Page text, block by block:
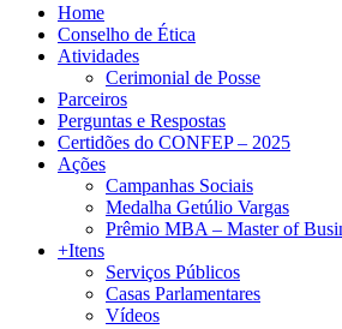
Home
Conselho de Ética
Atividades
Cerimonial de Posse
Parceiros
Perguntas e Respostas
Certidões do CONFEP – 2025
Ações
Campanhas Sociais
Medalha Getúlio Vargas
Prêmio MBA – Master of
+Itens
Serviços Públicos
Casas Parlamentares
Vídeos